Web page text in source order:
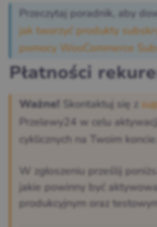
Przeczytaj poradnik, aby
jak tworzyć produkty
pomocy WooCommerce
Płatności
Ważne! Skontaktuj się z
Przelewy24 w celu
cyklicznych na Twoim koncie.
W zgłoszeniu prześlij
jakie powinny być
produkcyjnym oraz